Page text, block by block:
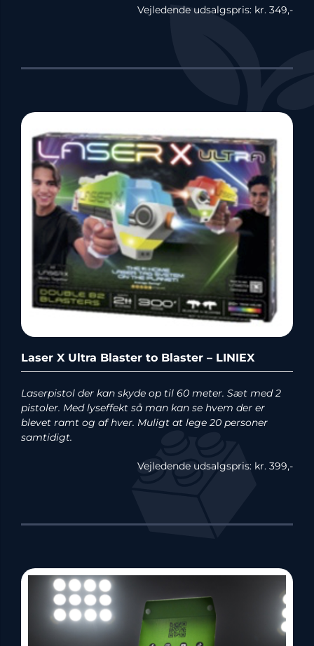
Vejledende udsalgspris: kr. 349,-
Laser X Ultra Blaster to Blaster – LINIEX
Laserpistol der kan skyde op til 60 meter. Sæt med 2
pistoler. Med lyseffekt så man kan se hvem der er
blevet ramt og af hver. Muligt at lege 20 personer
samtidigt.
Vejledende udsalgspris: kr. 399,-